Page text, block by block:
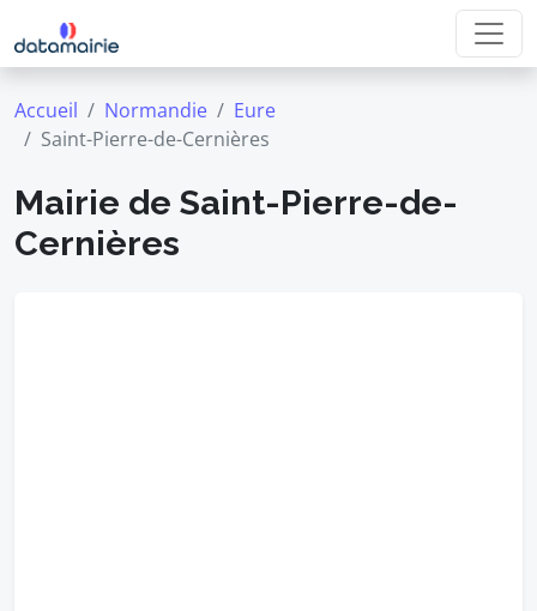
Accueil Normandie
Eure
Saint-Pierre-de-Cernières
Mairie de Saint-Pierre-de-
Cernières